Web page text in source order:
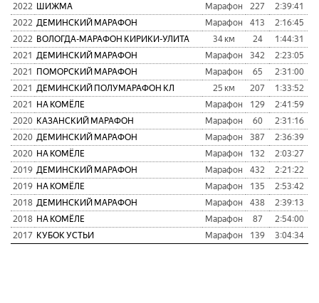
2022 ШИЖМА Марафон 227 2:39:41
2022 ДЕМИНСКИЙ МАРАФОН Марафон 413 2:16:45
2022 ВОЛОГДА-МАРАФОН КИРИКИ-УЛИТА 34 км 24
1:44:31
2021 ДЕМИНСКИЙ МАРАФОН Марафон 342 2:23:05
2021 ПОМОРСКИЙ МАРАФОН Марафон 65 2:31:00
2021 ДЕМИНСКИЙ ПОЛУМАРАФОН КЛ 25 км 207
1:33:52
2021 НА КОМЁЛЕ Марафон 129 2:41:59
2020 КАЗАНСКИЙ МАРАФОН Марафон 60 2:31:16
2020 ДЕМИНСКИЙ МАРАФОН Марафон 387 2:36:39
2020 НА КОМЁЛЕ Марафон 132 2:03:27
2019 ДЕМИНСКИЙ МАРАФОН Марафон 432 2:21:22
2019 НА КОМЁЛЕ Марафон 135 2:53:42
2018 ДЕМИНСКИЙ МАРАФОН Марафон 438 2:39:13
2018 НА КОМЁЛЕ Марафон 87 2:54:00
2017 КУБОК УСТЬИ Марафон 139 3:04:34